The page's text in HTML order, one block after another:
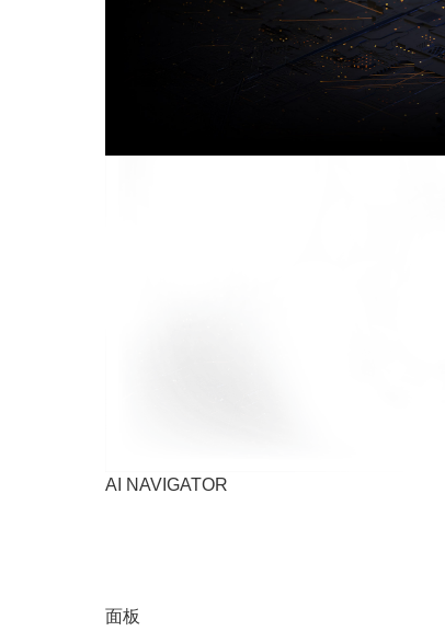
AI NAVIGATOR
面板